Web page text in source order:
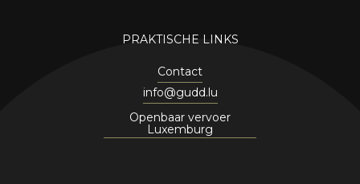
PRAKTISCHE LINKS
Contact
info@gudd.lu
Openbaar vervoer
Luxemburg